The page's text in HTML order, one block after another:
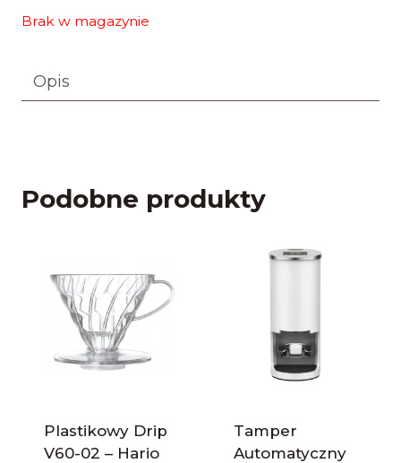
Brak w magazynie
Opis
Podobne produkty
Plastikowy Drip
V60-02 – Hario
Tamper
Automatyczny